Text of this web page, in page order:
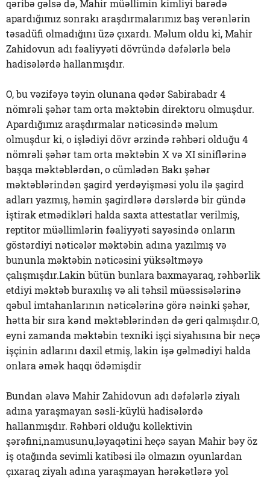
qəribə gəlsə də, Mahir müəllimin kimliyi barədə
apardığımız sonrakı araşdırmalarımız baş verənlərin
təsadüfi olmadığını üzə çıxardı. Məlum oldu ki, Mahir
Zahidovun adı fəaliyyəti dövründə dəfələrlə belə
hadisələrdə hallanmışdır.
O, bu vəzifəyə təyin olunana qədər Sabirabadr 4
nömrəli şəhər tam orta məktəbin direktoru olmuşdur.
Apardığımız araşdırmalar nəticəsində məlum
olmuşdur ki, o işlədiyi dövr ərzində rəhbəri olduğu 4
nömrəli şəhər tam orta məktəbin X və XI siniflərinə
başqa məktəblərdən, o cümlədən Bakı şəhər
məktəblərindən şagird yerdəyişməsi yolu ilə şagird
adları yazmış, həmin şagirdlərə dərslərdə bir gündə
iştirak etmədikləri halda saxta attestatlar verilmiş,
reptitor müəllimlərin fəaliyyəti sayəsində onların
göstərdiyi nəticələr məktəbin adına yazılmış və
bununla məktəbin nəticəsini yüksəltməyə
çalışmışdır.Lakin bütün bunlara baxmayaraq, rəhbərlik
etdiyi məktəb buraxılış və ali təhsil müəssisələrinə
qəbul imtahanlarının nəticələrinə görə nəinki şəhər,
hətta bir sıra kənd məktəblərindən də geri qalmışdır.O,
eyni zamanda məktəbin texniki işçi siyahısına bir neçə
işçinin adlarını daxil etmiş, lakin işə gəlmədiyi halda
onlara əmək haqqı ödəmişdir
Bundan əlavə Mahir Zahidovun adı dəfələrlə ziyalı
adına yaraşmayan səsli-küylü hadisələrdə
hallanmışdır. Rəhbəri olduğu kollektivin
şərəfini,namusunu,ləyaqətini heçə sayan Mahir bəy öz
iş otağında sevimli katibəsi ilə olmazın oyunlardan
çıxaraq ziyalı adına yaraşmayan hərəkətlərə yol